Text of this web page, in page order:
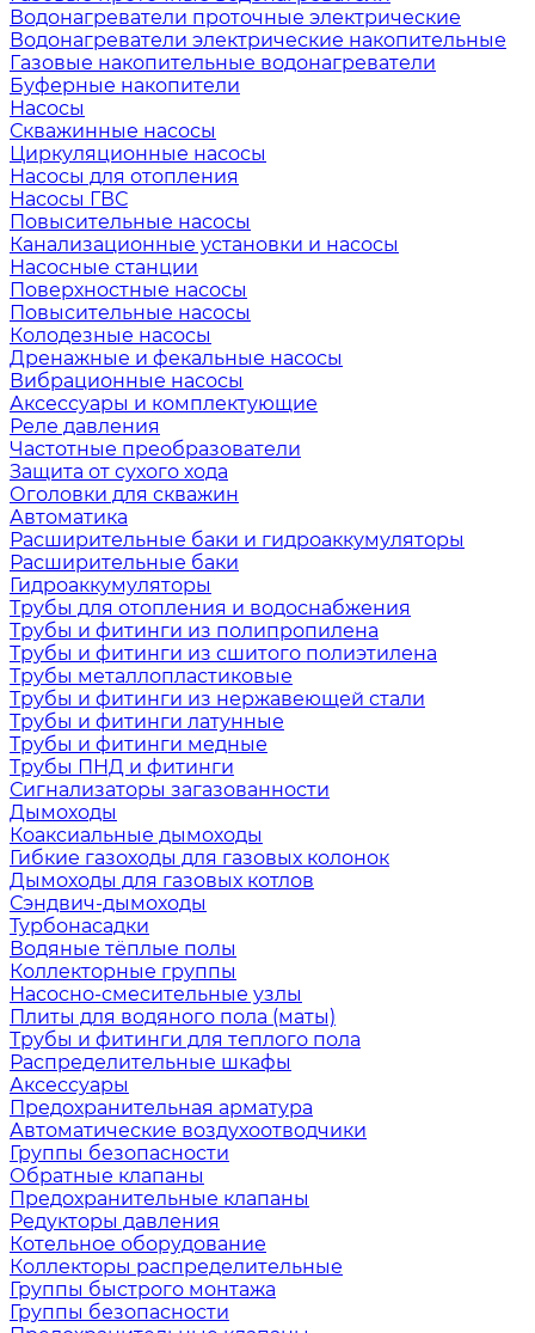
Водонагреватели проточные электрические
Водонагреватели электрические накопительные
Газовые накопительные водонагреватели
Буферные накопители
Насосы
Скважинные насосы
Циркуляционные насосы
Насосы для отопления
Насосы ГВС
Повысительные насосы
Канализационные установки и насосы
Насосные станции
Поверхностные насосы
Повысительные насосы
Колодезные насосы
Дренажные и фекальные насосы
Вибрационные насосы
Аксессуары и комплектующие
Реле давления
Частотные преобразователи
Защита от сухого хода
Оголовки для скважин
Автоматика
Расширительные баки и гидроаккумуляторы
Расширительные баки
Гидроаккумуляторы
Трубы для отопления и водоснабжения
Трубы и фитинги из полипропилена
Трубы и фитинги из сшитого полиэтилена
Трубы металлопластиковые
Трубы и фитинги из нержавеющей стали
Трубы и фитинги латунные
Трубы и фитинги медные
Трубы ПНД и фитинги
Сигнализаторы загазованности
Дымоходы
Коаксиальные дымоходы
Гибкие газоходы для газовых колонок
Дымоходы для газовых котлов
Сэндвич-дымоходы
Турбонасадки
Водяные тёплые полы
Коллекторные группы
Насосно-смесительные узлы
Плиты для водяного пола (маты)
Трубы и фитинги для теплого пола
Распределительные шкафы
Аксессуары
Предохранительная арматура
Автоматические воздухоотводчики
Группы безопасности
Обратные клапаны
Предохранительные клапаны
Редукторы давления
Котельное оборудование
Коллекторы распределительные
Группы быстрого монтажа
Группы безопасности